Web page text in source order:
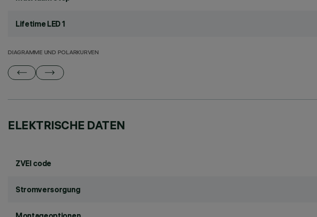
Lifetime LED 1
DIAGRAMME UND POLARKURVEN
ELEKTRISCHE DATEN
ZVEI code
Stromversorgung